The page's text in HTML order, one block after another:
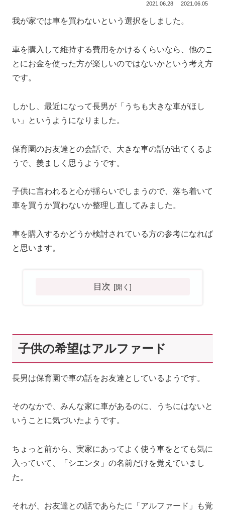
2021.06.28 2021.06.05
我が家では車を買わないという選択をしました。
車を購入して維持する費用をかけるくらいなら、他のこ
とにお金を使った方が楽しいのではないかという考え方
です。
しかし、最近になって長男が「うちも大きな車がほし
い」というようになりました。
保育園のお友達との会話で、大きな車の話が出てくるよ
うで、羨ましく思うようです。
子供に言われると心が揺らいでしまうので、落ち着いて
車を買うか買わないか整理し直してみました。
車を購入するかどうか検討されている方の参考になれば
と思います。
目次
子供の希望はアルファード
長男は保育園で車の話をお友達としているようです。
そのなかで、みんな家に車があるのに、うちにはないと
いうことに気づいたようです。
ちょっと前から、実家にあってよく使う車をとても気に
入っていて、「シエンタ」の名前だけを覚えていまし
た。
それが、お友達との話であらたに「アルファード」も覚